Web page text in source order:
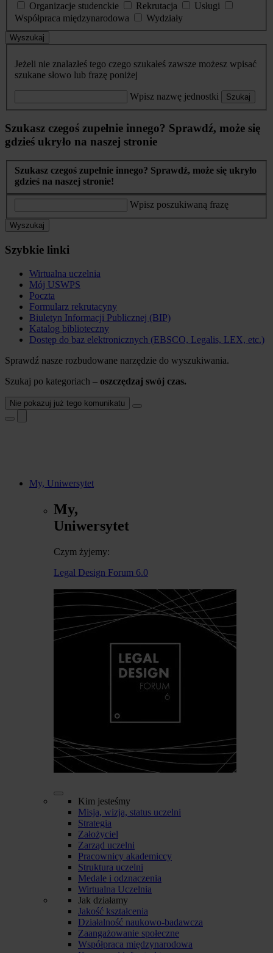
Organizacje studenckie
Rekrutacja
Usługi
Współpraca międzynarodowa
Wydziały
Wyszukaj
Jeżeli nie znalazłeś tego czego szukałeś zawsze możesz wpisać
szukane słowo lub frazę poniżej
Wpisz nazwę jednostki Szukaj
Szukasz czegoś zupełnie innego? Sprawdź, może się
gdzieś ukryło na naszej stronie
Szukasz czegoś zupełnie innego? Sprawdź, może się ukryło
gdzieś na naszej stronie!
Wpisz poszukiwaną frazę
Wyszukaj
Szybkie linki
Wirtualna uczelnia
Mój USWPS
Poczta
Formularz rekrutacyny
Biuletyn Informacji Publicznej (BIP)
Katalog biblioteczny
Dostęp do baz elektronicznych (EBSCO, Legalis, LEX, etc.)
Sprawdź nasze rozbudowane narzędzie do wyszukiwania.
Szukaj po kategoriach – oszczędzaj swój czas.
Nie pokazuj już tego komunikatu
My, Uniwersytet
My,
Uniwersytet
Czym żyjemy:
Legal Design Forum 6.0
Kim jesteśmy
Misja, wizja, status uczelni
Strategia
Założyciel
Zarząd uczelni
Pracownicy akademiccy
Struktura uczelni
Medale i odznaczenia
Wirtualna Uczelnia
Jak działamy
Jakość kształcenia
Działalność naukowo-badawcza
Zaangażowanie społeczne
Współpraca międzynarodowa